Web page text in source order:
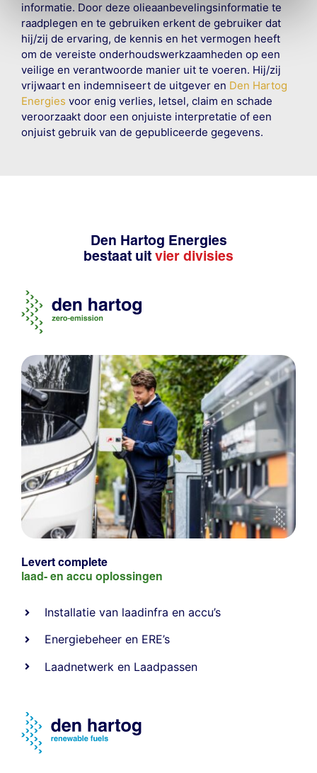
informatie. Door deze olieaanbevelingsinformatie te
raadplegen en te gebruiken erkent de gebruiker dat
hij/zij de ervaring, de kennis en het vermogen heeft
om de vereiste onderhoudswerkzaamheden op een
veilige en verantwoorde manier uit te voeren. Hij/zij
vrijwaart en indemniseert de uitgever en Den Hartog
Energies voor enig verlies, letsel, claim en schade
veroorzaakt door een onjuiste interpretatie of een
onjuist gebruik van de gepubliceerde gegevens.
Den Hartog Energies
bestaat uit vier divisies
Levert complete
laad- en accu oplossingen
Installatie van laadinfra en accu’s
Energiebeheer en ERE’s
Laadnetwerk en Laadpassen